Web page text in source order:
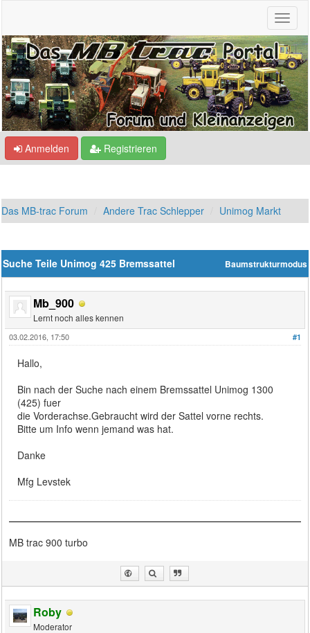
Anmelden Registrieren
Das MB-trac Forum Andere Trac Schlepper Unimog Markt
Baumstrukturmodus
Suche Teile Unimog 425 Bremssattel
Mb_900
Lernt noch alles kennen
#1
03.02.2016, 17:50
Hallo,
Bin nach der Suche nach einem Bremssattel Unimog 1300
(425) fuer
die Vorderachse.Gebraucht wird der Sattel vorne rechts.
Bitte um Info wenn jemand was hat.
Danke
Mfg Levstek
MB trac 900 turbo
Roby
Moderator